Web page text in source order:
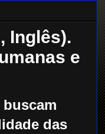
Inglês).
e
das